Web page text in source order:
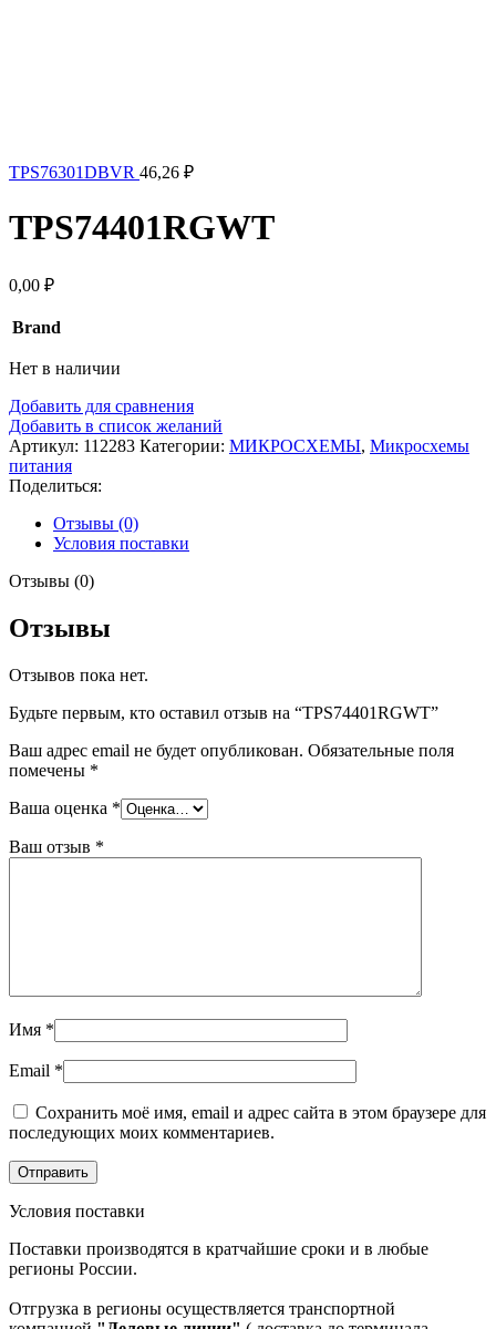
TPS76301DBVR 46,26 ₽
TPS74401RGWT
0,00 ₽
Brand
Нет в наличии
Добавить для сравнения
Добавить в список желаний
Артикул: 112283 Категории: МИКРОСХЕМЫ, Микросхемы
питания
Поделиться:
Отзывы (0)
Условия поставки
Отзывы (0)
Отзывы
Отзывов пока нет.
Будьте первым, кто оставил отзыв на “TPS74401RGWT”
Ваш адрес email не будет опубликован. Обязательные поля
помечены *
Ваша оценка *
Ваш отзыв *
Имя *
Email *
Сохранить моё имя, email и адрес сайта в этом браузере для
последующих моих комментариев.
Условия поставки
Поставки производятся в кратчайшие сроки и в любые
регионы России.
Отгрузка в регионы осуществляется транспортной